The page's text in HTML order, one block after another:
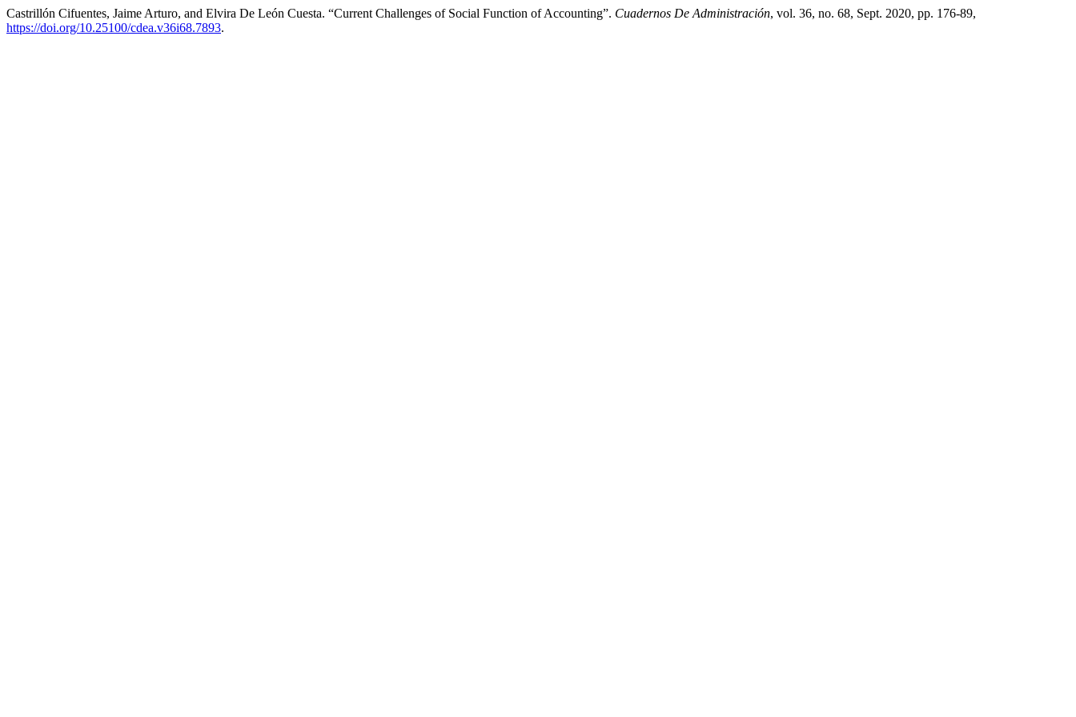
Castrillón Cifuentes, Jaime Arturo, and Elvira De León Cuesta. “Current Challenges of Social Function of Accounting”. Cuadernos De Administración, vol. 36, no. 68, Sept. 2020, pp. 176-89,
https://doi.org/10.25100/cdea.v36i68.7893.